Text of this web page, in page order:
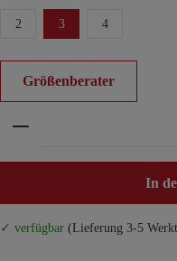
2 3 4
Größenberater
Produkt Anzahl: Gib
In
✓ verfügbar (Lieferung 3-5